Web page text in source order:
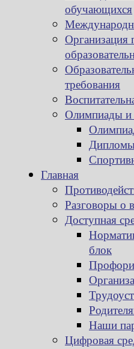
обучающихся
Организация
требования
Олимпиады и
Главная
Разговоры о
Доступная
блок
Наши
Цифровая